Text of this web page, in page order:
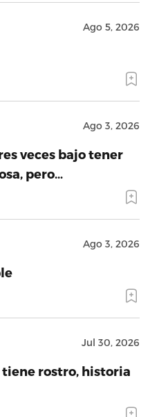
Ago 5, 2026
Ago 3, 2026
veces bajo tener
pero…
Ago 3, 2026
Jul 30, 2026
rostro, historia